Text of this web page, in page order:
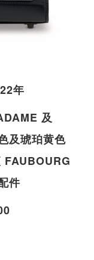
年
及
及琥珀黄色
件